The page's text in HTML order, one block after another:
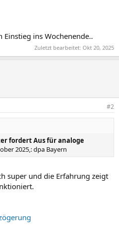
Einstieg ins Wochenende..
Zuletzt bearbeitet: Okt 20, 2025
#2
fordert Aus für analoge
2025,: dpa Bayern
super und die Erfahrung zeigt